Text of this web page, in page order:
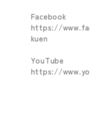
Facebook
https://
kuen
YouTube
https://